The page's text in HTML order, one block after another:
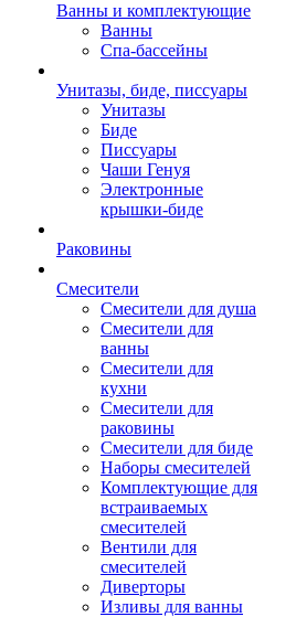
Ванны и комплектующие
Ванны
Спа-бассейны
Унитазы, биде, писсуары
Унитазы
Биде
Писсуары
Чаши Генуя
Электронные
крышки-биде
Раковины
Смесители
Смесители для душа
Смесители для
ванны
Смесители для
кухни
Смесители для
раковины
Смесители для биде
Наборы смесителей
Комплектующие для
встраиваемых
смесителей
Вентили для
смесителей
Диверторы
Изливы для ванны